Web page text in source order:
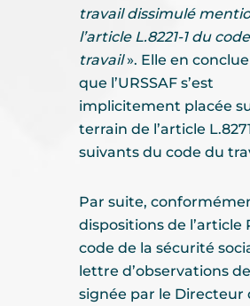
travail dissimulé
l’article L.8221-1 du
travail». Elle en
que l’URSSAF s’est
implicitement placée
terrain de l’article
suivants du code du
Par suite,
dispositions de l’article
code de la sécurité
lettre d’observations
signée par le Directeur